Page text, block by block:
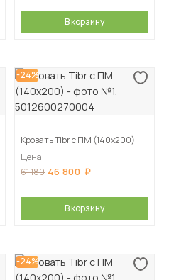
В корзину
-24%
Кровать Tibr с ПМ (140х200)
Цена
61 180 46 800
В корзину
-24%